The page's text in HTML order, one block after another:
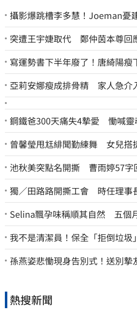
攝影爆跳槽李多慧！Joeman憂
突遭王宇婕取代 鄭仲茵本尊回
寫運勢書下半年廢了！唐綺陽瘦
亞莉安娜瘦成排骨精 家人急介
鋼鐵爸300天痛失4摯愛 慟喊靈
曾馨瑩甩尪緋聞勤練舞 女兒搭
池秋美突點名開撕 曹雨婷57字
獨／田路路開撕工會 時任理事
Selina飄孕味稱順其自然 五個
我不是清潔員！保全「拒倒垃
法院討公道結果出爐
孫燕姿悲慟現身告別式！送別摯
熱搜新聞